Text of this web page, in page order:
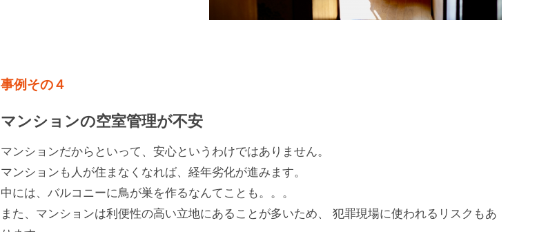
事例その４
マンションの空室管理が不安
マンションだからといって、安心というわけではありません。
マンションも人が住まなくなれば、経年劣化が進みます。
中には、バルコニーに鳥が巣を作るなんてことも。。。
また、マンションは利便性の高い立地にあることが多いため、 犯罪現場に使われるリスクもあ